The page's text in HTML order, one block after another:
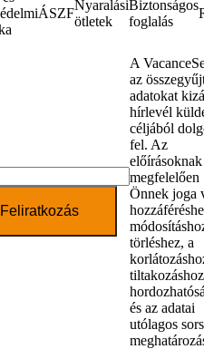
ÁSZF
Nyaralási
ötletek
Biztonságos
foglalás
Feliratkozás
A
az
adatokat
hírlevél
céljából
fel. Az
előírásoknak
megfelelően
Önnek joga
törléshez, a
és az adatai
utólagos